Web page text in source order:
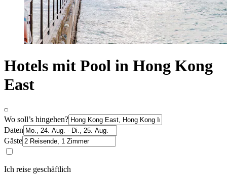
Hotels mit Pool in Hong Kong
East
Wo soll’s hingehen?
Daten
Gäste
Ich reise geschäftlich